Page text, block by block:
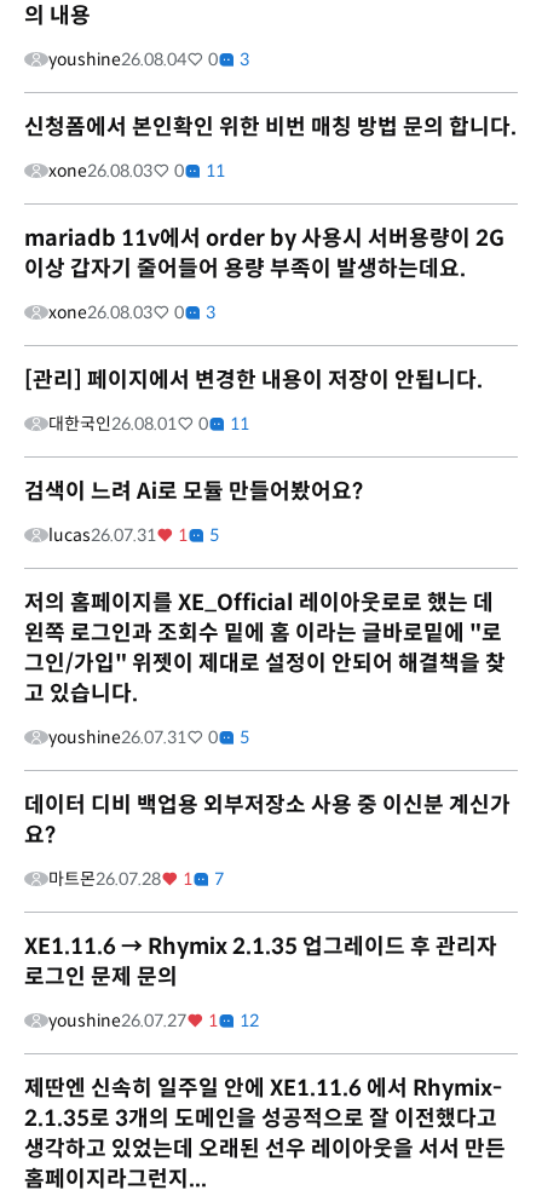
의 내용
youshine26.08.04 0 3
신청폼에서 본인확인 위한 비번 매칭 방법 문의 합니다.
xone26.08.03 0 11
mariadb 11v에서 order by 사용시 서버용량이 2G
이상 갑자기 줄어들어 용량 부족이 발생하는데요.
xone26.08.03 0 3
[관리] 페이지에서 변경한 내용이 저장이 안됩니다.
대한국인26.08.01 0 11
검색이 느려 Ai로 모듈 만들어봤어요?
lucas26.07.31 1 5
저의 홈페이지를 XE_Official 레이아웃로로 했는 데
왼쪽 로그인과 조회수 밑에 홈 이라는 글바로밑에 "로
그인/가입" 위젯이 제대로 설정이 안되어 해결책을 찾
고 있습니다.
youshine26.07.31 0 5
데이터 디비 백업용 외부저장소 사용 중 이신분 계신가
요?
마트몬26.07.28 1 7
XE1.11.6 → Rhymix 2.1.35 업그레이드 후 관리자
로그인 문제 문의
youshine26.07.27 1 12
제딴엔 신속히 일주일 안에 XE1.11.6 에서 Rhymix-
2.1.35로 3개의 도메인을 성공적으로 잘 이전했다고
생각하고 있었는데 오래된 선우 레이아웃을 서서 만든
홈페이지라그런지...